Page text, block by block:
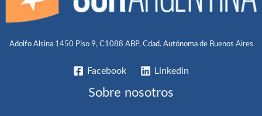
Adolfo Alsina 1450 Piso 9, C1088 ABP, Cdad. Autónoma de Buenos Aires
Facebook Linkedin
Sobre nosotros